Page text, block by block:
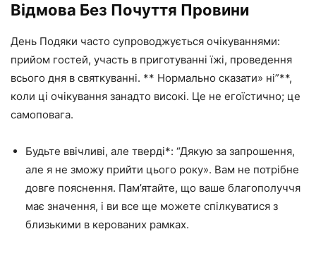
Відмова Без Почуття Провини
День Подяки часто супроводжується очікуваннями:
прийом гостей, участь в приготуванні їжі, проведення
всього дня в святкуванні. ** Нормально сказати» ні”**,
коли ці очікування занадто високі. Це не егоїстично; це
самоповага.
Будьте ввічливі, але тверді*: “Дякую за запрошення,
але я не зможу прийти цього року». Вам не потрібне
довге пояснення. Пам’ятайте, що ваше благополуччя
має значення, і ви все ще можете спілкуватися з
близькими в керованих рамках.